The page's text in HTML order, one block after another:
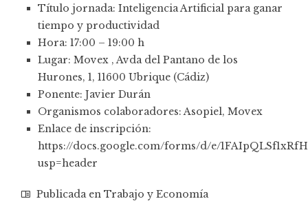
Título jornada: Inteligencia Artificial para ganar
tiempo y productividad
Hora: 17:00 – 19:00 h
Lugar: Movex , Avda del Pantano de los
Hurones, 1, 11600 Ubrique (Cádiz)
Ponente: Javier Durán
Organismos colaboradores: Asopiel, Movex
Enlace de inscripción:
https://docs.google.com/forms/d/e/
usp=header
Publicada en Trabajo y Economía